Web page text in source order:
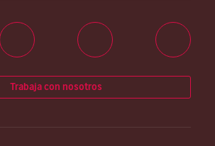
Trabaja con nosotros